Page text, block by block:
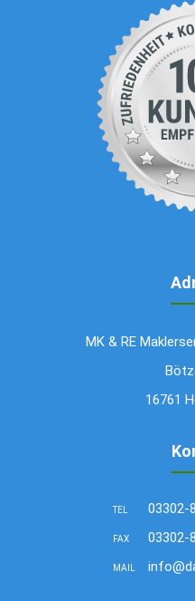
MK & RE
16761
TEL 03302-
FAX 03302-
MAIL